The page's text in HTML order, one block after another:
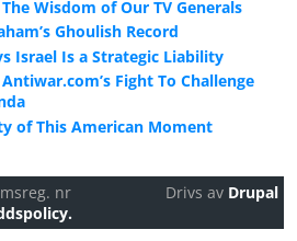
Wisdom of Our TV Generals
Ghoulish Record
Israel Is a Strategic Liability
Fight To Challenge
of This American Moment
nr
Drivs av Drupal